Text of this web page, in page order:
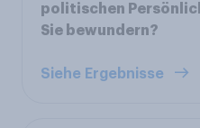
politischen
Sie bewundern?
Siehe Ergebnisse